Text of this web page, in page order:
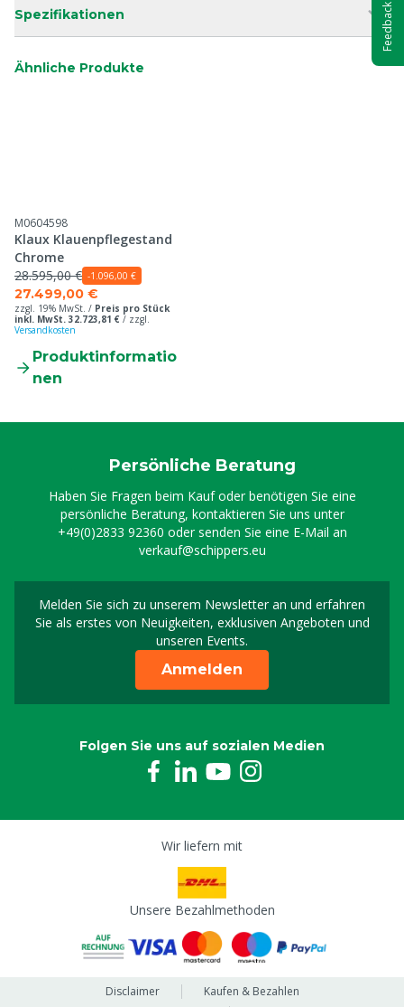
Spezifikationen
Ähnliche Produkte
M0604598
Klaux Klauenpflegestand
Chrome
28.595,00 € -1.096,00 €
27.499,00 €
zzgl. 19% MwSt. / Preis pro Stück
inkl. MwSt. 32.723,81 € / zzgl.
Versandkosten
Produktinformatio
nen
Persönliche Beratung
Haben Sie Fragen beim Kauf oder benötigen Sie eine
persönliche Beratung, kontaktieren Sie uns unter
+49(0)2833 92360 oder senden Sie eine E-Mail an
verkauf@schippers.eu
Melden Sie sich zu unserem Newsletter an und erfahren
Sie als erstes von Neuigkeiten, exklusiven Angeboten und
unseren Events.
Melden Sie sich für
Anmelden
Folgen Sie uns auf sozialen Medien
Wir liefern mit
Unsere Bezahlmethoden
Disclaimer
Kaufen & Bezahlen
Feedback